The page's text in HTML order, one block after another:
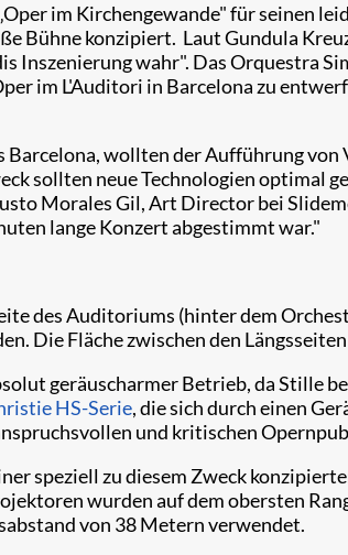
im Kirchengewande" für seinen
Bühne konzipiert. Laut Gundula
Inszenierung wahr". Das Orquestra
im L'Auditori in Barcelona zu
Barcelona, wollten der Aufführung von
sollten neue Technologien optimal
Morales Gil, Art Director bei
lange Konzert abgestimmt war."
des Auditoriums (hinter dem
Die Fläche zwischen den
geräuscharmer Betrieb, da Stille
HS-Serie, die sich durch einen
und kritischen
speziell zu diesem Zweck
wurden auf dem obersten
von 38 Metern verwendet.